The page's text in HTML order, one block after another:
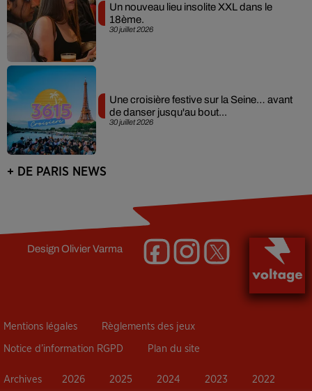
30 juillet 2026
Un nouveau lieu insolite XXL dans le
18ème.
30 juillet 2026
Une croisière festive sur la Seine… avant
de danser jusqu'au bout...
+ DE PARIS NEWS
DesignOlivier Varma
Mentions légales Règlements des jeux
Notice d’information RGPD Plan du site
Archives 2026 2025 2024 2023 2022